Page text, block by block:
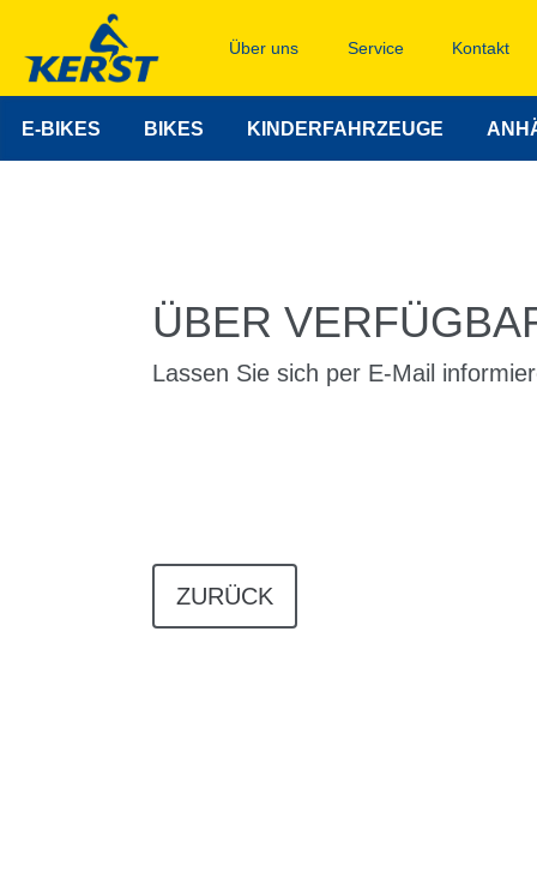
Über uns Service Kontakt
E-BIKES BIKES KINDERFAHRZEUGE
ÜBER
Lassen Sie sich per E-Mail
ZURÜCK